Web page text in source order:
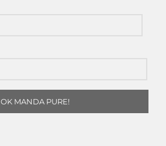
OK MANDA PURE!